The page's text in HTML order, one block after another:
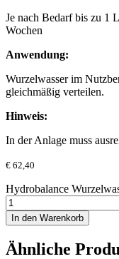
Je nach Bedarf bis zu 1
Wochen
Anwendung:
Wurzelwasser im
gleichmäßig verteilen.
Hinweis:
In der Anlage muss
€ 62,40
Hydrobalance
In den Warenkorb
Ähnliche